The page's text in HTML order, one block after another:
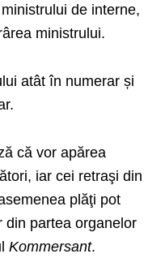
de interne,
ministrului.
atât în numerar și
că vor apărea
iar cei retraşi din
plăţi pot
din partea organelor
Kommersant.